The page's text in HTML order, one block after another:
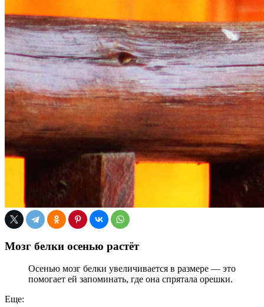
Мозг белки осенью растёт
Осенью мозг белки увеличивается в размере — это
помогает ей запоминать, где она спрятала орешки.
Еще: